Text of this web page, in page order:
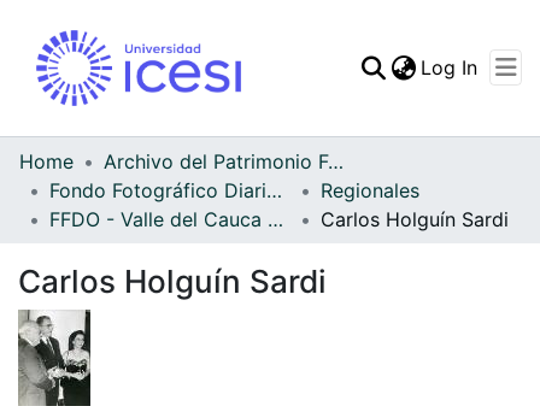
Statistics
Log In
Home
Archivo del Patrimonio Fotográfico y Fílmico del Valle del Cauca
Fondo Fotográfico Diario Occidente
Regionales
FFDO - Valle del Cauca - Patrimonial
Carlos Holguín Sardi
Carlos Holguín Sardi